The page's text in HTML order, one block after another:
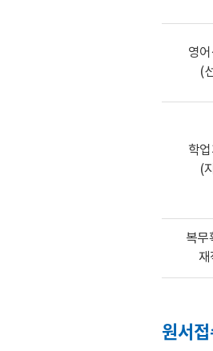
영
(
학
(
복무
재
원서